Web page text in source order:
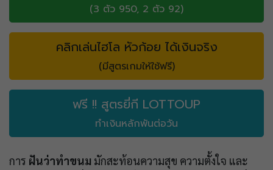
(3 ตัว 950, 2 ตัว 92)
คลิกเล่นไฮโล หัวก้อย ได้เงินจริง
(มีสูตรเกมให้ใช้ฟรี)
ฟรี !! สูตรยี่กี LOTTOUP
ทำเงินหลักพันต่อวัน
การ ฝันว่าทำขนม มักสะท้อนความสุข ความตั้งใจ และ